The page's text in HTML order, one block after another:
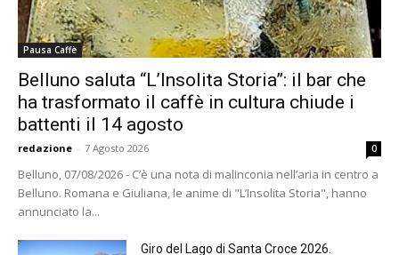
Pausa Caffè
Belluno saluta “L’Insolita Storia”: il bar che
ha trasformato il caffè in cultura chiude i
battenti il 14 agosto
redazione - 7 Agosto 2026 0
Belluno, 07/08/2026 - C’è una nota di malinconia nell’aria in centro a
Belluno. Romana e Giuliana, le anime di "L’Insolita Storia", hanno
annunciato la...
Giro del Lago di Santa Croce 2026.